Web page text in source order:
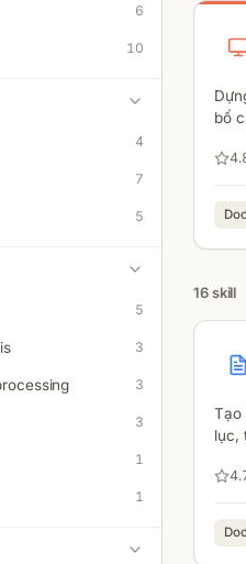
6
10
4
7
5
5
3
3
3
1
1
bố
16skill
Tạo
lục,